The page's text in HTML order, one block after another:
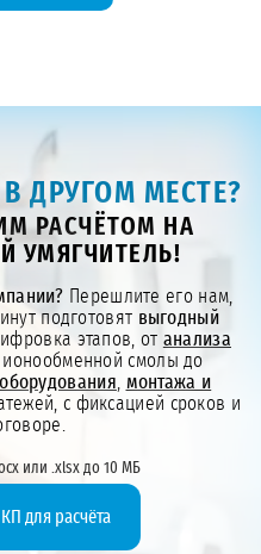
ДРУГОМ МЕСТЕ?
РАСЧЁТОМ НА
УМЯГЧИТЕЛЬ!
Перешлите его нам,
подготовят выгодный
этапов, от анализа
смолы до
монтажа и
с фиксацией сроков и
или .xlsx до 10 МБ
для расчёта